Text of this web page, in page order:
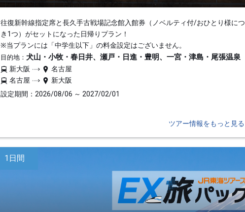
往復新幹線指定席と長久手古戦場記念館入館券（ノベルティ付/おひとり様につ
き1つ）がセットになった日帰りプラン！
※当プランには「中学生以下」の料金設定はございません。
目的地： 犬山・小牧・春日井、瀬戸・日進・豊明、一宮・津島・尾張温泉
新大阪
名古屋
名古屋
新大阪
設定期間：2026/08/06 ～ 2027/02/01
ツアー情報をもっと見る
1日間